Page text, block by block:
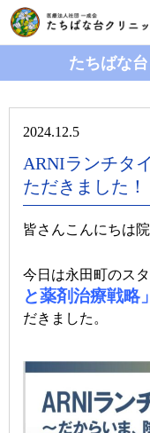
たちばな
2024.12.5
ARNIランチタ
ただきました！
皆さんこんにちは
今日は永田町のスタ
と薬剤治療戦略」
だきました。